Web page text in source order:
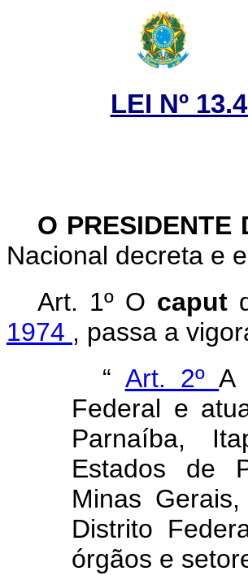
LEI Nº
O
Nacional decreta e
Art. 1º O caput
1974 , passa a
“ Art. 2ºA
Federal e
Parnaíba,
Estados de
Minas
Distrito
órgãos e